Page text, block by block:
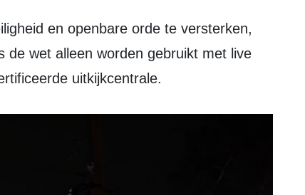
de wet alleen worden gebruikt met live
uitkijkcentrale.